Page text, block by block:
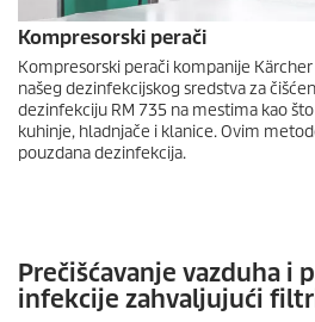
Kompresorski perači
Kompresorski perači kompanije
našeg dezinfekcijskog sredstva za
dezinfekciju RM 735 na mestima kao
kuhinje, hladnjače i klanice. Ovim
pouzdana dezinfekcija.
Prečišćavanje vazduha i
infekcije zahvaljujući